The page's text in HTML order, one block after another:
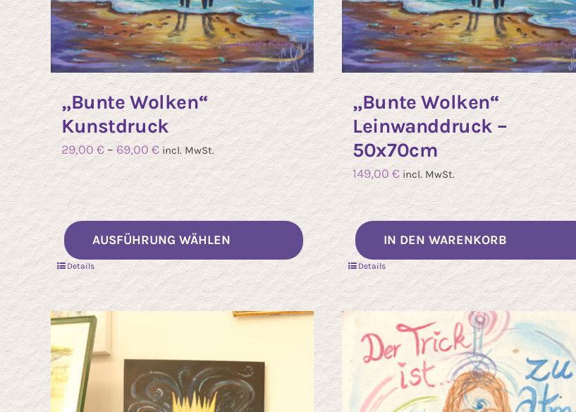
„Bunte Wolken“
Kunstdruck
29,00 € – 69,00 € incl. MwSt.
AUSFÜHRUNG WÄHLEN
Dieses
weist
mehrere
Varianten
Details
„Bunte Wolken“
Leinwanddruck –
50x70cm
149,00€ incl. MwSt.
IN DEN WARENKORB
Details